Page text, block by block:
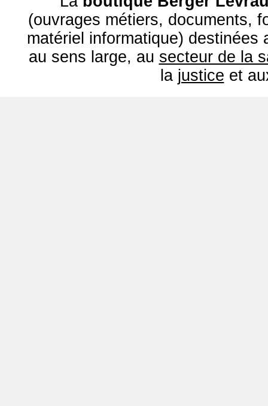
(ouvrages métiers, documents,
matériel informatique) destinées
au sens large, au secteur de la
la justice et